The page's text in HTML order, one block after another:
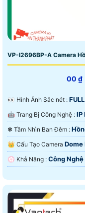
VP-I2696BP-A Camera
00 ₫
️👀 Hình Ảnh Sắc nét :
🤖️ Trang Bị Công Nghệ : IP
❃ Tầm Nhìn Ban Đêm :
👑 Cấu Tạo Camera Dome
️💮 Khả Năng : Công Nghệ